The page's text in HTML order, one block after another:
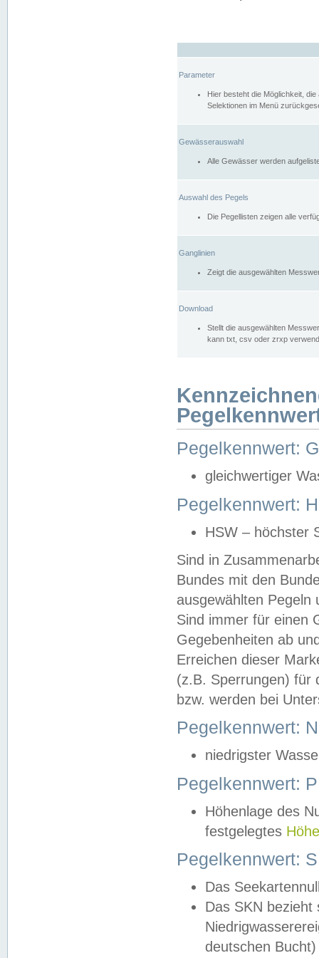
Parameter
Hier besteht die Möglichkeit,
Selektionen im Menü
Gewässerauswahl
Alle Gewässer werden
Auswahl des Pegels
Die Pegellisten zeigen alle
Ganglinien
Zeigt die ausgewählten
Download
Stellt die ausgewählten
kann txt, csv oder zrxp
Pegelkennwert:
gleichwertiger
Pegelkennwert:
HSW – höchster
Sind in
Bundes mit den
ausgewählten
Sind immer für einen
Gegebenheiten ab
Erreichen dieser
(z.B. Sperrungen) für
bzw. werden bei
Pegelkennwert:
niedrigster
Pegelkennwert:
Höhenlage des
festgelegtes
Pegelkennwert:
Das
Das SKN
deutschen